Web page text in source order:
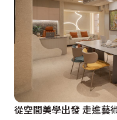
從空間美學出發 走進藝